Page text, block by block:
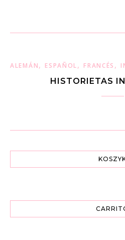
ALEMÁN, ESPAÑOL, FRANCÉS ,
HISTORIETAS